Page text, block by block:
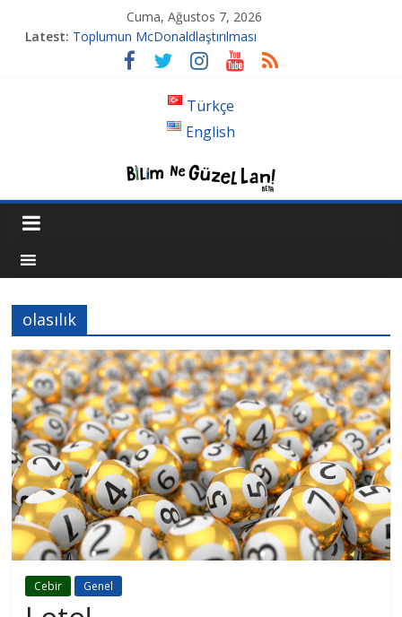
Cuma, Ağustos 7, 2026
Latest: Toplumun McDonaldlaştırılması
Tansiyon İlacı Derken Nerelere Geldik
Genetiği Değiştirilmiş Sivrisinekler Florida’da
Ahlakın Karanlık Yüzü: Şiddet ve Sosyopolitik İnançlar
Acı Kaybımız Pınar Boyraz
Türkçe
English
olasılık
Cebir Genel